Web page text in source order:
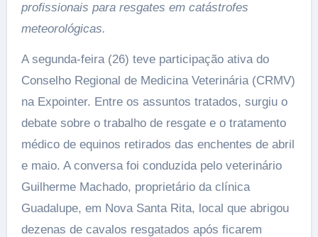
profissionais para resgates em catástrofes
meteorológicas.
A segunda-feira (26) teve participação ativa do
Conselho Regional de Medicina Veterinária (CRMV)
na Expointer. Entre os assuntos tratados, surgiu o
debate sobre o trabalho de resgate e o tratamento
médico de equinos retirados das enchentes de abril
e maio. A conversa foi conduzida pelo veterinário
Guilherme Machado, proprietário da clínica
Guadalupe, em Nova Santa Rita, local que abrigou
dezenas de cavalos resgatados após ficarem